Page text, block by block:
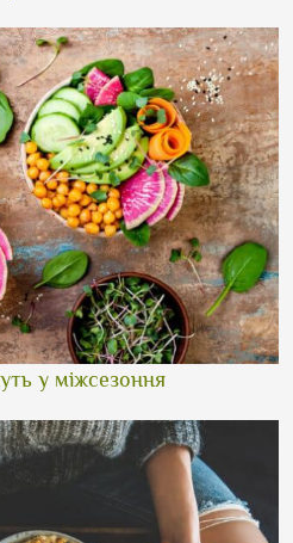
у міжсезоння